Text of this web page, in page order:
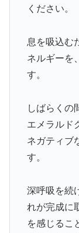
ください。
息を吸込む
ネルギーを
す。
しばらくの
エメラルド
ネガティブ
す。
深呼吸を続
れが完成に
を感じるこ